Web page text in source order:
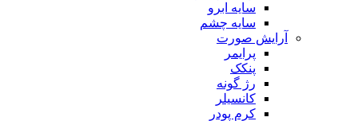
سایه ابرو
سایه چشم
آرایش صورت
پرایمر
پنکک
رژ گونه
کانسیلر
کرم پودر